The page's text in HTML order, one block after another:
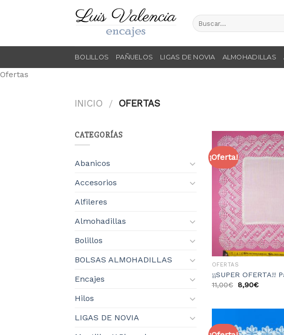
BOLILLOS PAÑUELOS LIGAS DE NOVIA ALMOHADILLAS
Ofertas
INICIO / OFERTAS
CATEGORÍAS
Abanicos
Accesorios
Alfileres
Almohadillas
Bolillos
BOLSAS ALMOHADILLAS
Encajes
Hilos
LIGAS DE NOVIA
¡Oferta!
OFERTAS
¡¡SUPER OFERTA!!
11,00€ 8,90€